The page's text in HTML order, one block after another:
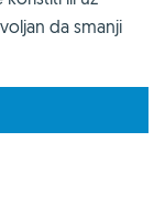
da smanji